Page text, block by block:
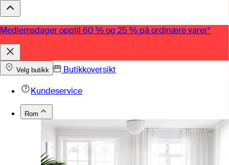
Medlemsdager opptil 60 % og 25 % på ordinære varer*
Velg butikk
Butikkoversikt
Kundeservice
Rom